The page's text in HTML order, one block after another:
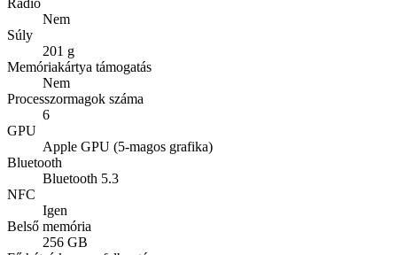
Rádió
Nem
Súly
201 g
Memóriakártya támogatás
Nem
Processzormagok száma
6
GPU
Apple GPU (5-magos grafika)
Bluetooth
Bluetooth 5.3
NFC
Igen
Belső memória
256 GB